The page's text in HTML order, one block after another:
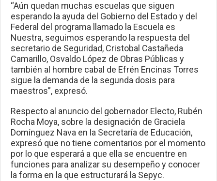
“Aún quedan muchas escuelas que siguen
esperando la ayuda del Gobierno del Estado y del
Federal del programa llamado la Escuela es
Nuestra, seguimos esperando la respuesta del
secretario de Seguridad, Cristobal Castañeda
Camarillo, Osvaldo López de Obras Públicas y
también al hombre cabal de Efrén Encinas Torres
sigue la demanda de la segunda dosis para
maestros”, expresó.
Respecto al anuncio del gobernador Electo, Rubén
Rocha Moya, sobre la designación de Graciela
Domínguez Nava en la Secretaría de Educación,
expresó que no tiene comentarios por el momento
por lo que esperará a que ella se encuentre en
funciones para analizar su desempeño y conocer
la forma en la que estructurará la Sepyc.